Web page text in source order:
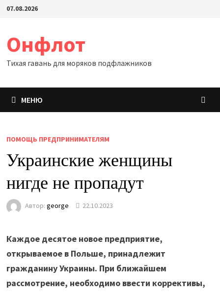
Перейти
07.08.2026
Онфлот
Тихая гавань для моряков подфлажников
МЕНЮ
ПОМОЩЬ ПРЕДПРИНИМАТЕЛЯМ
Украинские женщины
нигде не пропадут
Автор: george 22.10.2023
Каждое десятое новое предприятие,
открываемое в Польше, принадлежит
гражданину Украины. При ближайшем
рассмотрение, необходимо ввести коррективы,